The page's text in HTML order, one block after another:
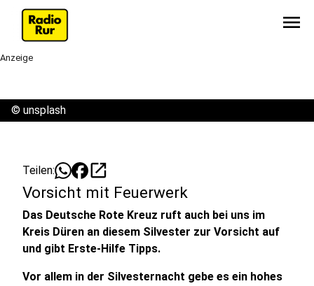
menu
Anzeige
© unsplash
Teilen: open_in_new
Vorsicht mit Feuerwerk
Das Deutsche Rote Kreuz ruft auch bei uns im
Kreis Düren an diesem Silvester zur Vorsicht auf
und gibt Erste-Hilfe Tipps.
Vor allem in der Silvesternacht gebe es ein hohes